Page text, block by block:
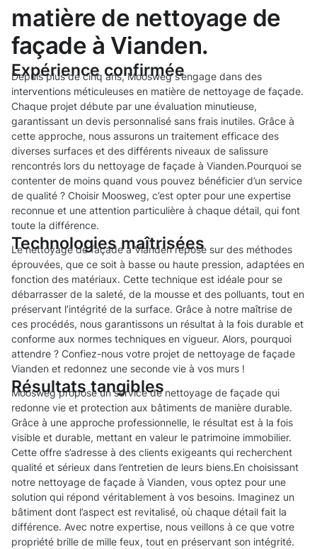
matière de nettoyage de
façade à Vianden.
Expérience confirmée
Depuis plus de cinq ans, Moosweg s’engage dans des
interventions méticuleuses en matière de nettoyage de façade.
Chaque projet débute par une évaluation minutieuse,
garantissant un devis personnalisé sans frais inutiles. Grâce à
cette approche, nous assurons un traitement efficace des
diverses surfaces et des différents niveaux de salissure
rencontrés lors du nettoyage de façade à Vianden.Pourquoi se
contenter de moins quand vous pouvez bénéficier d’un service
de qualité ? Choisir Moosweg, c’est opter pour une expertise
reconnue et une attention particulière à chaque détail, qui font
toute la différence.
Technologies maîtrisées
Le nettoyage de façade à Vianden repose sur des méthodes
éprouvées, que ce soit à basse ou haute pression, adaptées en
fonction des matériaux. Cette technique est idéale pour se
débarrasser de la saleté, de la mousse et des polluants, tout en
préservant l’intégrité de la surface. Grâce à notre maîtrise de
ces procédés, nous garantissons un résultat à la fois durable et
conforme aux normes techniques en vigueur. Alors, pourquoi
attendre ? Confiez-nous votre projet de nettoyage de façade
Vianden et redonnez une seconde vie à vos murs !
Résultats tangibles
Moosweg propose un service de nettoyage de façade qui
redonne vie et protection aux bâtiments de manière durable.
Grâce à une approche professionnelle, le résultat est à la fois
visible et durable, mettant en valeur le patrimoine immobilier.
Cette offre s’adresse à des clients exigeants qui recherchent
qualité et sérieux dans l’entretien de leurs biens.En choisissant
notre nettoyage de façade à Vianden, vous optez pour une
solution qui répond véritablement à vos besoins. Imaginez un
bâtiment dont l’aspect est revitalisé, où chaque détail fait la
différence. Avec notre expertise, nous veillons à ce que votre
propriété brille de mille feux, tout en préservant son intégrité.